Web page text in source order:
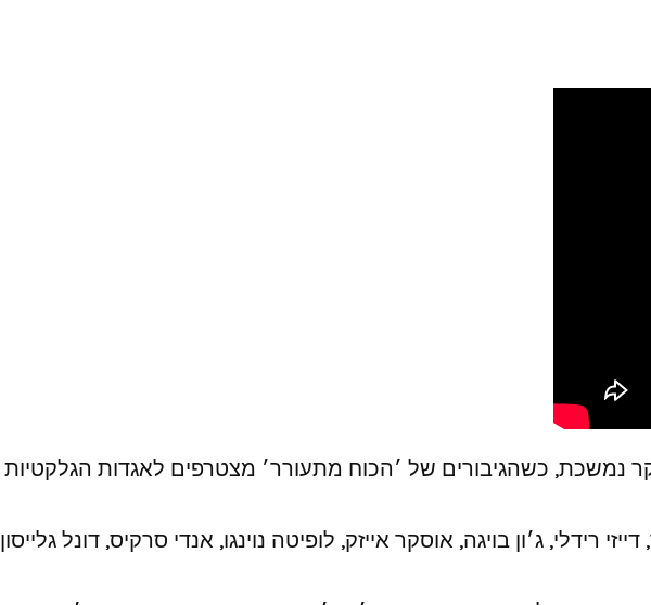
נמשכת, כשהגיבורים של ׳הכוח מתעורר׳ מצטרפים לאגדות
ג׳ון בויגה, אוסקר אייזק, לופיטה נוינגו, אנדי סרקיס, דונל